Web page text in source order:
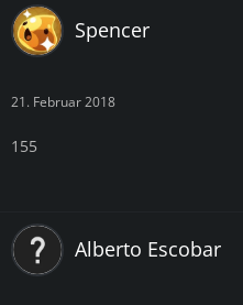
Spencer
21. Februar 2018
155
Alberto Escobar